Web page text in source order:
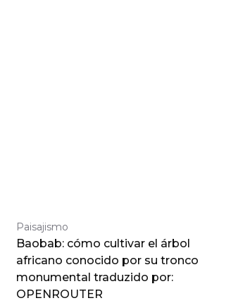
Paisajismo
Baobab: cómo cultivar el árbol
africano conocido por su tronco
monumental traduzido por:
OPENROUTER